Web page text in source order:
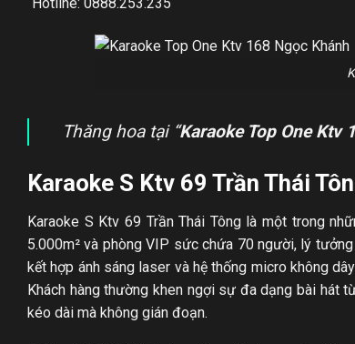
Hotline: 0888.253.235
Thăng hoa tại “Karaoke Top One Ktv
Karaoke S Ktv 69 Trần Thái
Karaoke S Ktv 69 Trần Thái Tông là một trong
5.000m² và phòng VIP sức chứa 70 người, lý
kết hợp ánh sáng laser và hệ thống micro không
Khách hàng thường khen ngợi sự đa dạng bài hát
kéo dài mà không gián đoạn.